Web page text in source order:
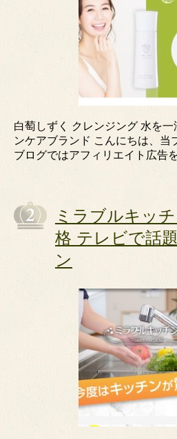
白萄しずく クレンジング 水を
ンケアブランド こんにちは、当
ブログではアフィリエイト広告
ミラブルキッ
格 テレビで話
ン